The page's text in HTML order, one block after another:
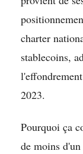
charter
stablecoins,
2023.
Pourquoi ça
de moins